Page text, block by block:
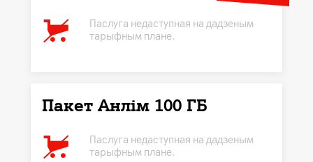
Паслуга недаступная на дадзеным
тарыфным плане.
Пакет Анлім 100 ГБ
Паслуга недаступная на дадзеным
тарыфным плане.